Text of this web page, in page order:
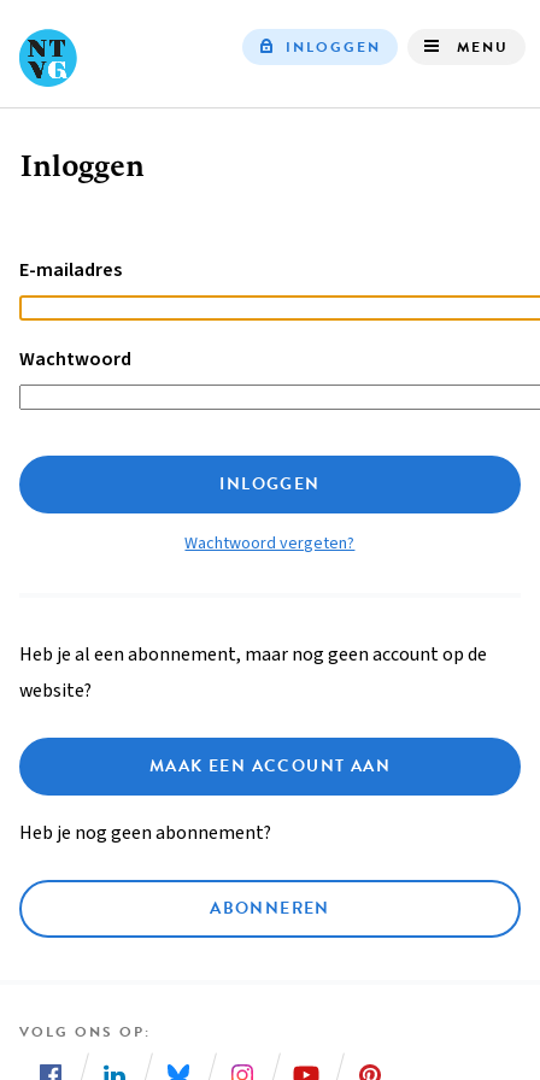
INLOGGEN MENU
Kruimelpad
Inloggen
E-mailadres
Wachtwoord
INLOGGEN
Wachtwoord vergeten?
Heb je al een abonnement, maar nog geen account op de
website?
MAAK EEN ACCOUNT AAN
Heb je nog geen abonnement?
ABONNEREN
VOLG ONS OP